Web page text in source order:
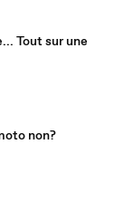
Tout sur une
non?